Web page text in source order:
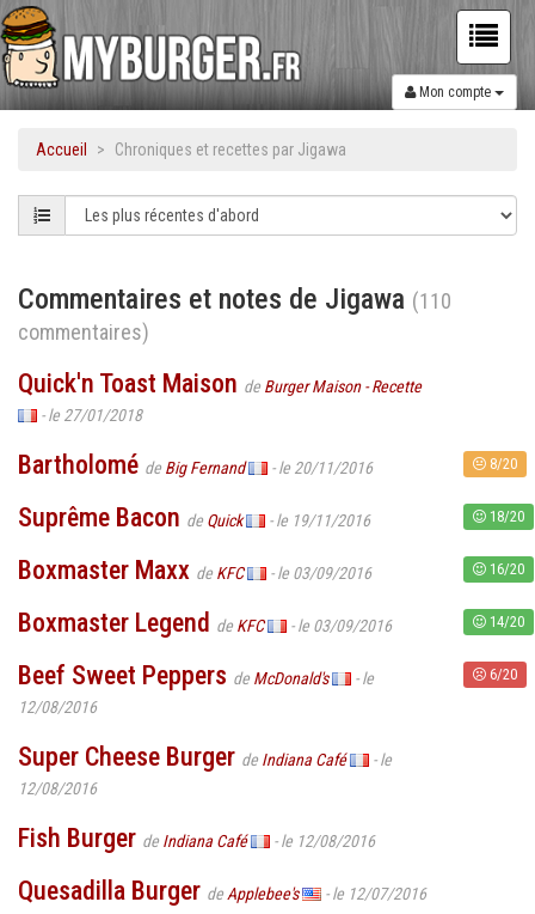
Mon compte
Accueil Chroniques et recettes par Jigawa
Commentaires et notes de Jigawa (110
commentaires)
Quick'n Toast Maison de Burger Maison - Recette
- le 27/01/2018
Bartholomé de Big Fernand - le 20/11/2016 8/20
Suprême Bacon de Quick - le 19/11/2016 18/20
Boxmaster Maxx de KFC - le 03/09/2016 16/20
Boxmaster Legend de KFC - le 03/09/2016 14/20
Beef Sweet Peppers de McDonald's
- le
12/08/2016
6/20
Super Cheese Burger de Indiana Café
- le
12/08/2016
Fish Burger de Indiana Café - le 12/08/2016
Quesadilla Burger de Applebee's - le 12/07/2016